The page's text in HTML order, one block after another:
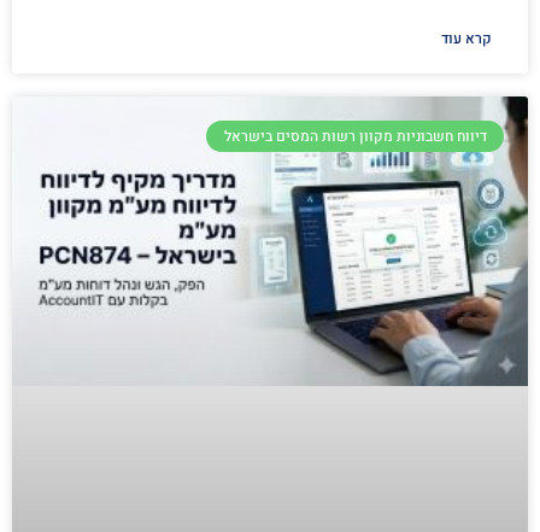
קרא עוד
דיווח חשבוניות מקוון רשות המסים בישראל